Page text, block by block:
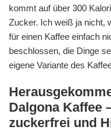
kommt auf über 300
Zucker. Ich weiß ja nicht,
für einen Kaffee einfach
beschlossen, die Dinge
eigene Variante des
Dalgona Kaffee
zuckerfrei und